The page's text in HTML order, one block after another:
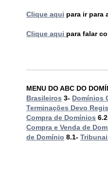
Clique aqui para ir para
Clique aqui para falar
MENU DO ABC DO
Brasileiros 3- Domínios
Terminações Devo
Compra de Domínios
Compra e Venda de
de Domínio 8.1-